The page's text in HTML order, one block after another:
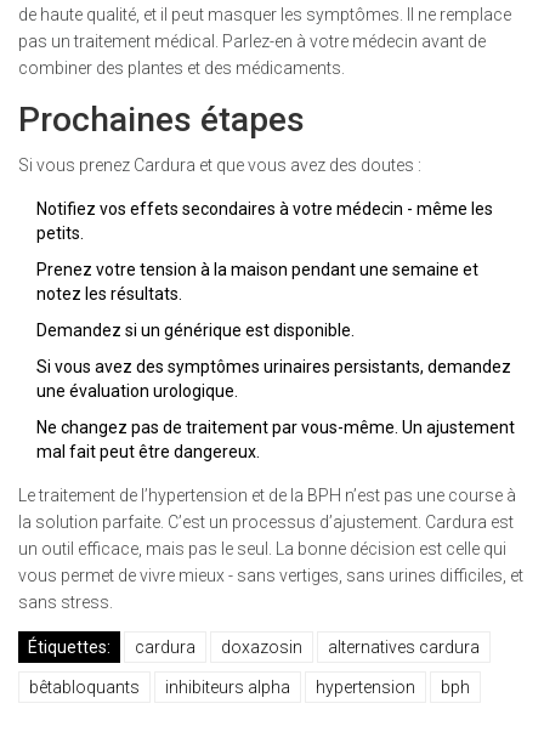
de haute qualité, et il peut masquer les symptômes. Il ne remplace
pas un traitement médical. Parlez-en à votre médecin avant de
combiner des plantes et des médicaments.
Prochaines étapes
Si vous prenez Cardura et que vous avez des doutes :
Notifiez vos effets secondaires à votre médecin - même les
petits.
Prenez votre tension à la maison pendant une semaine et
notez les résultats.
Demandez si un générique est disponible.
Si vous avez des symptômes urinaires persistants, demandez
une évaluation urologique.
Ne changez pas de traitement par vous-même. Un ajustement
mal fait peut être dangereux.
Le traitement de l’hypertension et de la BPH n’est pas une course à
la solution parfaite. C’est un processus d’ajustement. Cardura est
un outil efficace, mais pas le seul. La bonne décision est celle qui
vous permet de vivre mieux - sans vertiges, sans urines difficiles, et
sans stress.
Étiquettes: cardura doxazosin alternatives cardura
bêtabloquants inhibiteurs alpha hypertension bph